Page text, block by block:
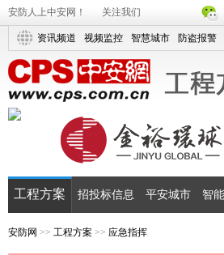
安防人上中安网！ 关注我们
资讯频道 视频监控 智慧城市 防盗报警
工程方案 招投标信息 平安城市 智
安防网 >> 工程方案 >> 应急指挥